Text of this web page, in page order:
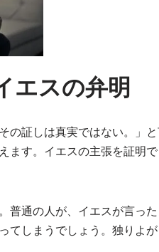
エスの弁明
の証しは真実ではない。」
ます。イエスの主張を証明で
普通の人が、イエスが言った
てしまうでしょう。独りよ